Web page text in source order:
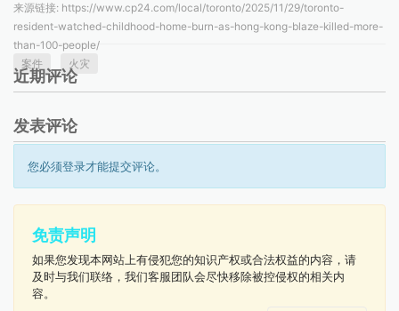
来源链接: https://www.cp24.com/local/toronto/2025/11/29/toronto-
resident-watched-childhood-home-burn-as-hong-kong-blaze-killed-more-
than-100-people/
案件
火灾
近期评论
发表评论
您必须登录才能提交评论。
免责声明
如果您发现本网站上有侵犯您的知识产权或合法权益的内容，请
及时与我们联络，我们客服团队会尽快移除被控侵权的相关内
容。